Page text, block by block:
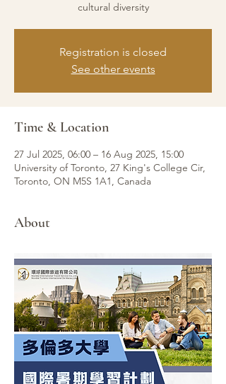
cultural diversity
Registration is closed
See other events
Time & Location
27 Jul 2025, 06:00 – 16 Aug 2025, 15:00
University of Toronto, 27 King's College Cir,
Toronto, ON M5S 1A1, Canada
About